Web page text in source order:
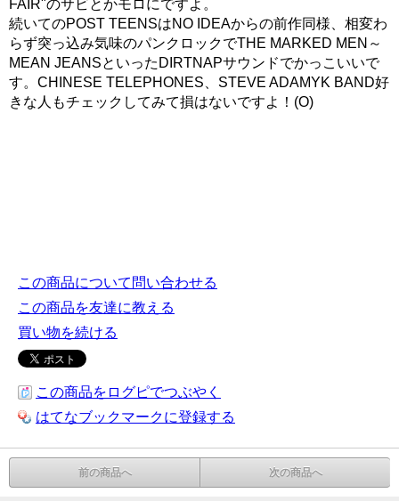
FAIR"のサビとかモロにですよ。
続いてのPOST TEENSはNO IDEAからの前作同様、相変わ
らず突っ込み気味のパンクロックでTHE MARKED MEN～
MEAN JEANSといったDIRTNAPサウンドでかっこいいで
す。CHINESE TELEPHONES、STEVE ADAMYK BAND好
きな人もチェックしてみて損はないですよ！(O)
この商品について問い合わせる
この商品を友達に教える
買い物を続ける
この商品をログピでつぶやく
はてなブックマークに登録する
前の商品へ 次の商品へ